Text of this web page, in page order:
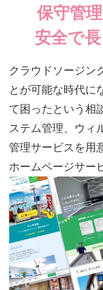
保守管
安全で
クラウドソージン
とが可能な時代に
て困ったという相
ステム管理、ウィ
管理サービスを用
ホームページサー